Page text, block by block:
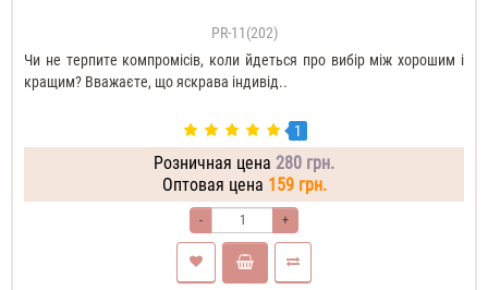
PR-11(202)
Чи не терпите компромісів, коли йдеться про вибір між хорошим і
кращим? Вважаєте, що яскрава індивід..
1
Розничная цена 280 грн.
Оптовая цена 159 грн.
- +